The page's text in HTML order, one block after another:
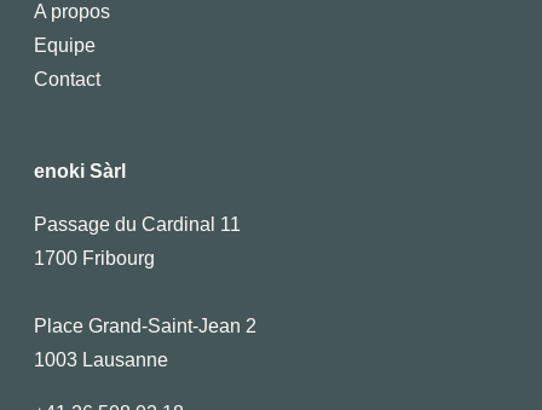
A propos
Equipe
Contact
enoki Sàrl
Passage du Cardinal 11
1700 Fribourg
Place Grand-Saint-Jean 2
1003 Lausanne